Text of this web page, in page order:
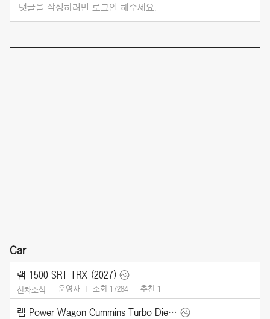
댓글을 작성하려면 로그인 해주세요.
Car
램 1500 SRT TRX (2027)
신차소식 운영자 조회 17284 추천 1
램 Power Wagon Cummins Turbo Diesel (2027)